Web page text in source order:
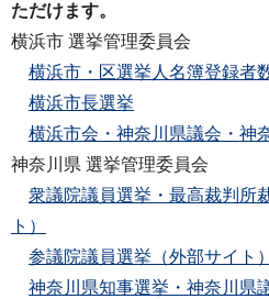
ただけます。
横浜市 選挙管理委員会
横浜市・区選挙人名簿登録者
横浜市長選挙
横浜市会・神奈川県議会・神
神奈川県 選挙管理委員会
衆議院議員選挙・最高裁判所
ト）
参議院議員選挙（外部サイト）
神奈川県知事選挙・神奈川県